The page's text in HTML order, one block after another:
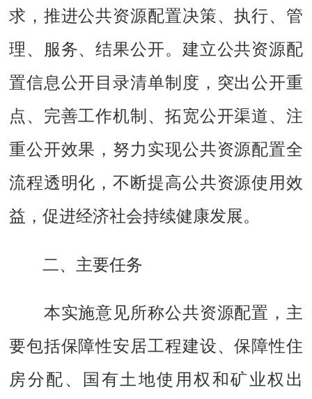
求，推进公共资源配置决策、执行、管
理、服务、结果公开。建立公共资源配
置信息公开目录清单制度，突出公开重
点、完善工作机制、拓宽公开渠道、注
重公开效果，努力实现公共资源配置全
流程透明化，不断提高公共资源使用效
益，促进经济社会持续健康发展。
二、主要任务
本实施意见所称公共资源配置，主
要包括保障性安居工程建设、保障性住
房分配、国有土地使用权和矿业权出